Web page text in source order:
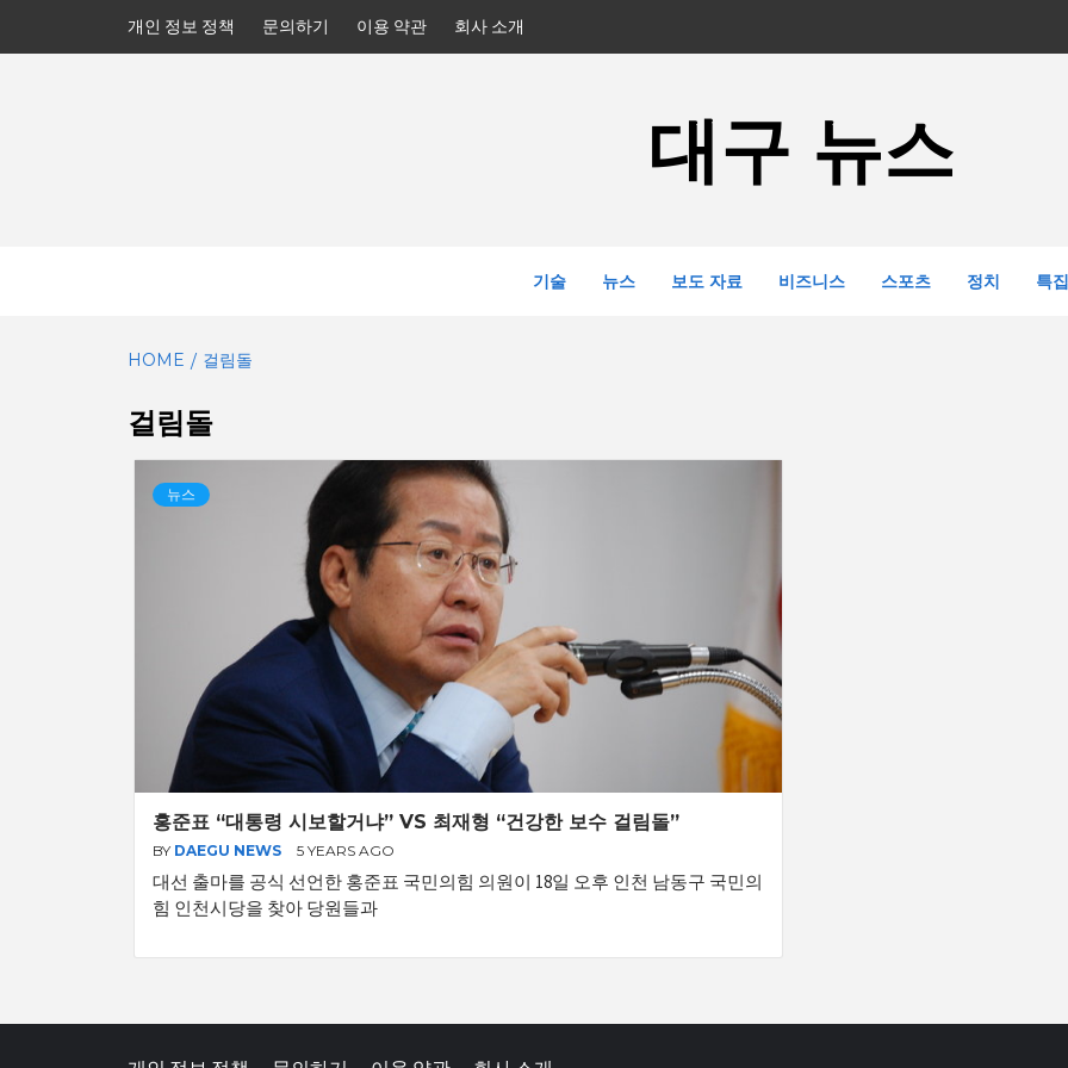
개인 정보 정책 문의하기 이용 약관 회사 소개
대구 뉴스
기술 뉴스 보도 자료 비즈니스 스포츠 정치 특집
HOME 걸림돌
걸림돌
뉴스
홍준표 “대통령 시보할거냐” VS 최재형 “건강한 보수 걸림돌”
BY DAEGU NEWS 5 YEARS AGO
대선 출마를 공식 선언한 홍준표 국민의힘 의원이 18일 오후 인천 남동구 국민의
힘 인천시당을 찾아 당원들과